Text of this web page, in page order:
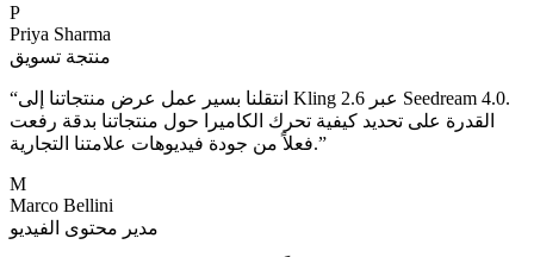
P
Priya Sharma
منتجة تسويق
“انتقلنا بسير عمل عرض منتجاتنا إلى Kling 2.6 عبر Seedream 4.0.
القدرة على تحديد كيفية تحرك الكاميرا حول منتجاتنا بدقة رفعت
فعلاً من جودة فيديوهات علامتنا التجارية.”
M
Marco Bellini
مدير محتوى الفيديو